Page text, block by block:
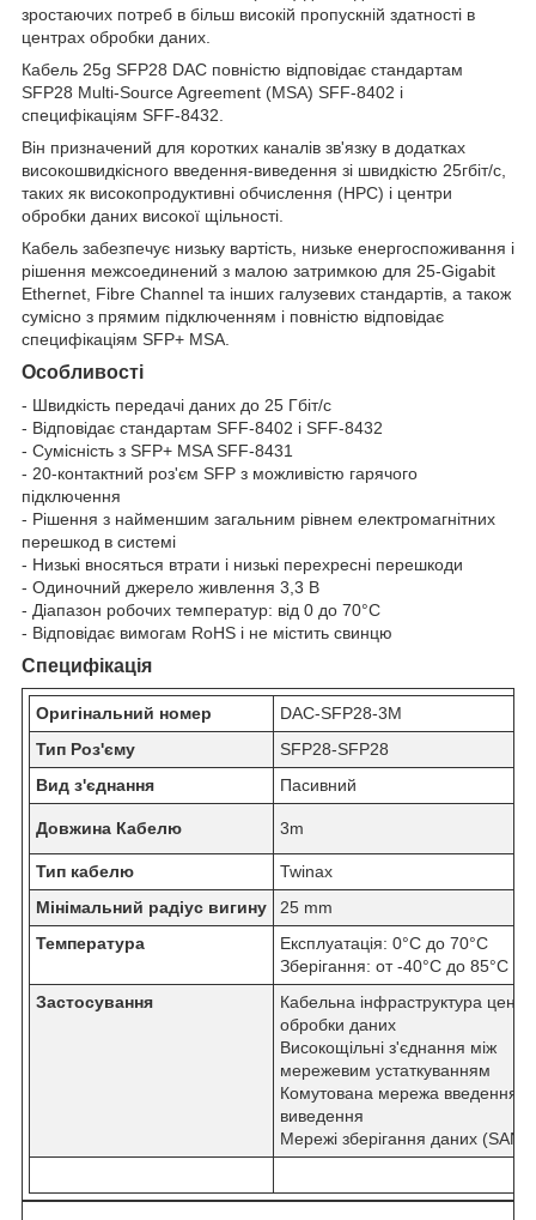
зростаючих потреб в більш високій пропускній здатності в
центрах обробки даних.
Кабель 25g SFP28 DAC повністю відповідає стандартам
SFP28 Multi-Source Agreement (MSA) SFF-8402 і
специфікаціям SFF-8432.
Він призначений для коротких каналів зв'язку в додатках
високошвидкісного введення-виведення зі швидкістю 25гбіт/с,
таких як високопродуктивні обчислення (HPC) і центри
обробки даних високої щільності.
Кабель забезпечує низьку вартість, низьке енергоспоживання і
рішення межсоединений з малою затримкою для 25-Gigabit
Ethernet, Fibre Channel та інших галузевих стандартів, а також
сумісно з прямим підключенням і повністю відповідає
специфікаціям SFP+ MSA.
Особливості
- Швидкість передачі даних до 25 Гбіт/с
- Відповідає стандартам SFF-8402 і SFF-8432
- Сумісність з SFP+ MSA SFF-8431
- 20-контактний роз'єм SFP з можливістю гарячого
підключення
- Рішення з найменшим загальним рівнем електромагнітних
перешкод в системі
- Низькі вносяться втрати і низькі перехресні перешкоди
- Одиночний джерело живлення 3,3 В
- Діапазон робочих температур: від 0 до 70°C
- Відповідає вимогам RoHS і не містить свинцю
Специфікація
Оригінальний номер
DAC-SFP28-3M
Тип Роз'єму
SFP28-SFP28
Вид з'єднання
Пасивний
Довжина Кабелю 3m
Тип кабелю
Twinax
Мінімальний радіус вигину
25 mm
Температура
Експлуатація: 0°C до 70°C
Зберігання: от -40°C до 85°C
Застосування
Кабельна інфраструктура
обробки даних
Високощільні з'єднання між
мережевим устаткуванням
Комутована мережа введення/
виведення
Мережі зберігання даних (SAN)